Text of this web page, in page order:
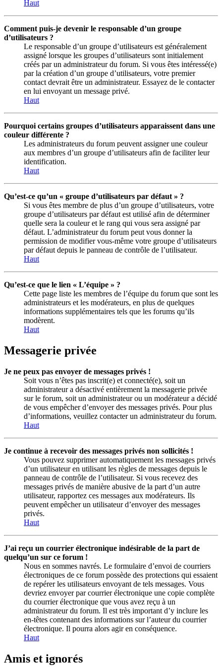
Haut
Comment puis-je devenir le responsable d’un groupe
d’utilisateurs ?
Le responsable d’un groupe d’utilisateurs est généralement
assigné lorsque les groupes d’utilisateurs sont initialement
créés par un administrateur du forum. Si vous êtes intéressé(e)
par la création d’un groupe d’utilisateurs, votre premier
contact devrait être un administrateur. Essayez de le contacter
en lui envoyant un message privé.
Haut
Pourquoi certains groupes d’utilisateurs apparaissent dans une
couleur différente ?
Les administrateurs du forum peuvent assigner une couleur
aux membres d’un groupe d’utilisateurs afin de faciliter leur
identification.
Haut
Qu’est-ce qu’un « groupe d’utilisateurs par défaut » ?
Si vous êtes membre de plus d’un groupe d’utilisateurs, votre
groupe d’utilisateurs par défaut est utilisé afin de déterminer
quelle sera la couleur et le rang qui vous sera assigné par
défaut. L’administrateur du forum peut vous donner la
permission de modifier vous-même votre groupe d’utilisateurs
par défaut depuis le panneau de contrôle de l’utilisateur.
Haut
Qu’est-ce que le lien « L’équipe » ?
Cette page liste les membres de l’équipe du forum que sont les
administrateurs et les modérateurs, en plus de quelques
informations supplémentaires tels que les forums qu’ils
modèrent.
Haut
Messagerie privée
Je ne peux pas envoyer de messages privés !
Soit vous n’êtes pas inscrit(e) et connecté(e), soit un
administrateur a désactivé entièrement la messagerie privée
sur le forum, soit un administrateur ou un modérateur a décidé
de vous empêcher d’envoyer des messages privés. Pour plus
d’informations, veuillez contacter un administrateur du forum.
Haut
Je continue à recevoir des messages privés non sollicités !
Vous pouvez supprimer automatiquement les messages privés
d’un utilisateur en utilisant les règles de messages depuis le
panneau de contrôle de l’utilisateur. Si vous recevez des
messages privés de manière abusive de la part d’un autre
utilisateur, rapportez ces messages aux modérateurs. Ils
peuvent empêcher un utilisateur d’envoyer des messages
privés.
Haut
J’ai reçu un courrier électronique indésirable de la part de
quelqu’un sur ce forum !
Nous en sommes navrés. Le formulaire d’envoi de courriers
électroniques de ce forum possède des protections qui essaient
de repérer les utilisateurs envoyant de tels messages. Vous
devriez envoyer par courrier électronique une copie complète
du courrier électronique que vous avez reçu à un
administrateur du forum. Il est très important d’y inclure les
en-têtes contenant des informations sur l’auteur du courrier
électronique. Il pourra alors agir en conséquence.
Haut
Amis et ignorés